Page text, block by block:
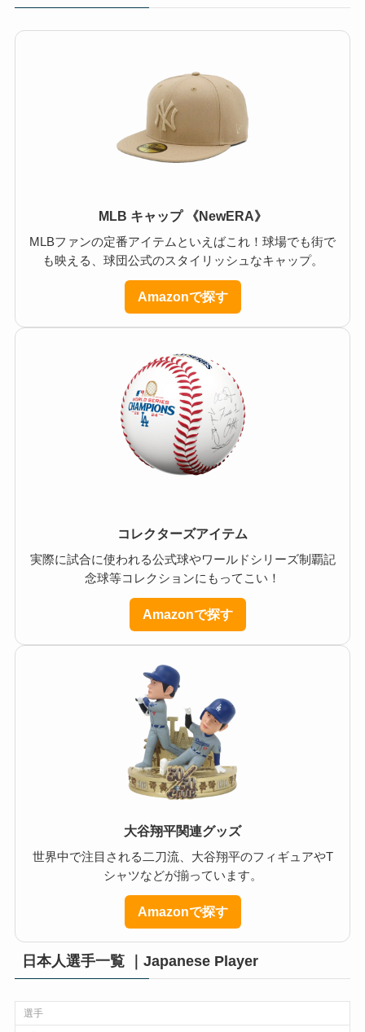
MLB キャップ 《NewERA》
MLBファンの定番アイテムといえばこれ！球場でも街で
も映える、球団公式のスタイリッシュなキャップ。
Amazonで探す
コレクターズアイテム
実際に試合に使われる公式球やワールドシリーズ制覇記
念球等コレクションにもってこい！
Amazonで探す
大谷翔平関連グッズ
世界中で注目される二刀流、大谷翔平のフィギュアやT
シャツなどが揃っています。
Amazonで探す
日本人選手一覧 ｜Japanese Player
選手